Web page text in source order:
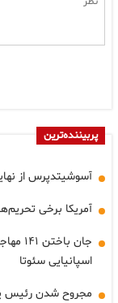
پربیننده‌ترین
آسوشیتدپرس از
آمریکا برخی
جان
اسپانیایی سئوتا
مجروح شدن رئیس یک